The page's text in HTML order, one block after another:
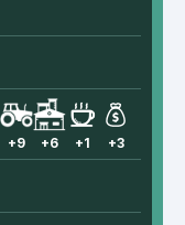
+9 +6 +1 +3